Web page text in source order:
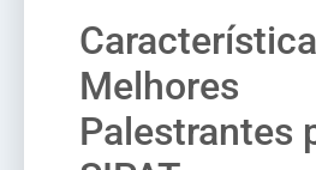
Melhores
Palestrantes